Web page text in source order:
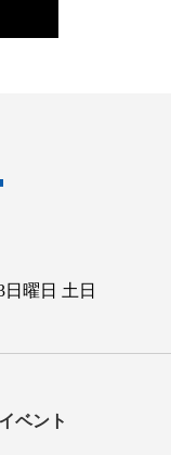
曜日 土日
ベント